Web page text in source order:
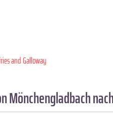
and Galloway
Mönchengladbach